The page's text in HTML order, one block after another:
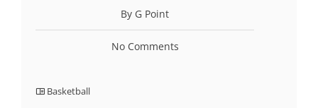
By G Point
No Comments
Basketball